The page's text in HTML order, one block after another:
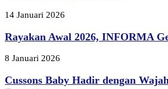
14 Januari 2026
Rayakan Awal 2026, INFORMA
8 Januari 2026
Cussons Baby Hadir dengan